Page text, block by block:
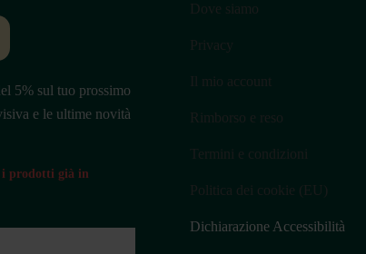
5% sul tuo prossimo
e le ultime novità
i prodotti già in
Dove siamo
Privacy
Il mio account
Rimborso e reso
Termini e condizioni
Politica dei cookie (EU)
Dichiarazione Accessibilità